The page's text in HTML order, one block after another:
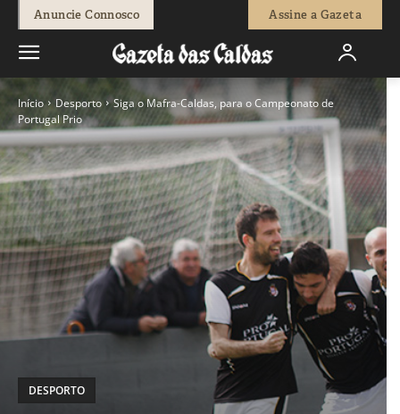
Anuncie Connosco Assine a Gazeta
Início Desporto
Siga o Mafra-Caldas, para o Campeonato de
Portugal Prio
DESPORTO